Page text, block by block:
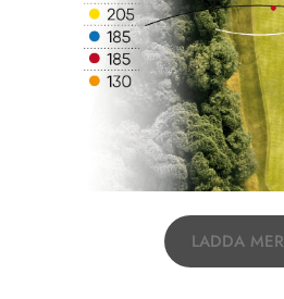
LADDA MER